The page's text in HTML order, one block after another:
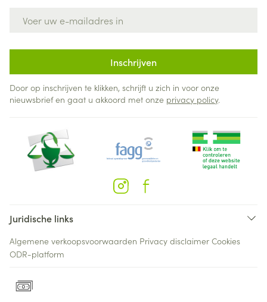
Inschrijven
Door op inschrijven te klikken, schrijft u zich in voor onze
nieuwsbrief en gaat u akkoord met onze privacy policy.
Juridische links
Algemene verkoopsvoorwaarden Privacy disclaimer Cookies
ODR-platform